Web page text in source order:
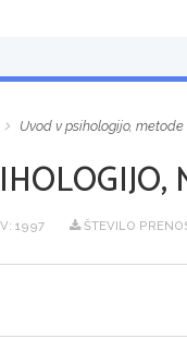
Uvod v psihologijo, metode
1997 ŠTEVILO